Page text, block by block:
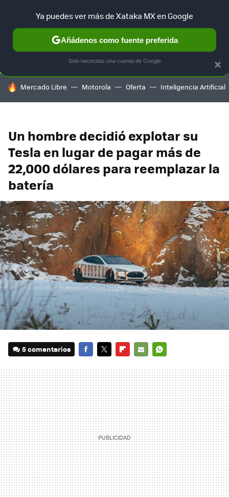
SELECCIÓN GAMING HOME AUTO TERRITORIO
HOY SE HABLA DE
Mercado Libre Motorola Oferta Inteligencia Artificial
Un hombre decidió explotar su
Tesla en lugar de pagar más de
22,000 dólares para reemplazar la
batería
5 comentarios
MAIL
×
Ya puedes ver más de Xataka MX en Google
Añádenos como fuente preferida
Solo necesitas una cuenta de Google